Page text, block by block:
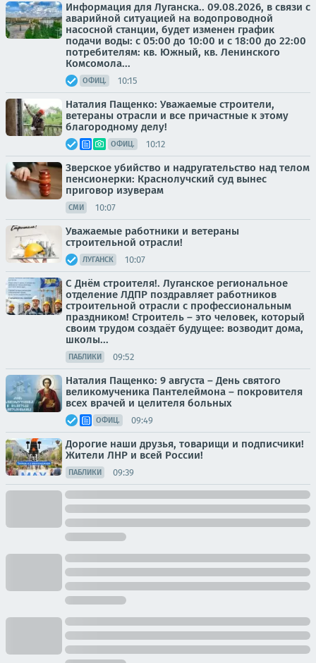
Информация для Луганска.. 09.08.2026, в связи с
аварийной ситуацией на водопроводной
насосной станции, будет изменен график
подачи воды: с 05:00 до 10:00 и с 18:00 до 22:00
потребителям: кв. Южный, кв. Ленинского
Комсомола...
ОФИЦ. 10:15
Наталия Пащенко: Уважаемые строители,
ветераны отрасли и все причастные к этому
благородному делу!
ОФИЦ. 10:12
Зверское убийство и надругательство над телом
пенсионерки: Краснолучский суд вынес
приговор изуверам
СМИ 10:07
Уважаемые работники и ветераны
строительной отрасли!
ЛУГАНСК 10:07
С Днём строителя!. Луганское региональное
отделение ЛДПР поздравляет работников
строительной отрасли с профессиональным
праздником! Строитель – это человек, который
своим трудом создаёт будущее: возводит дома,
школы...
ПАБЛИКИ 09:52
Наталия Пащенко: 9 августа – День святого
великомученика Пантелеймона – покровителя
всех врачей и целителя больных
ОФИЦ. 09:49
Дорогие наши друзья, товарищи и подписчики!
Жители ЛНР и всей России!
ПАБЛИКИ 09:39